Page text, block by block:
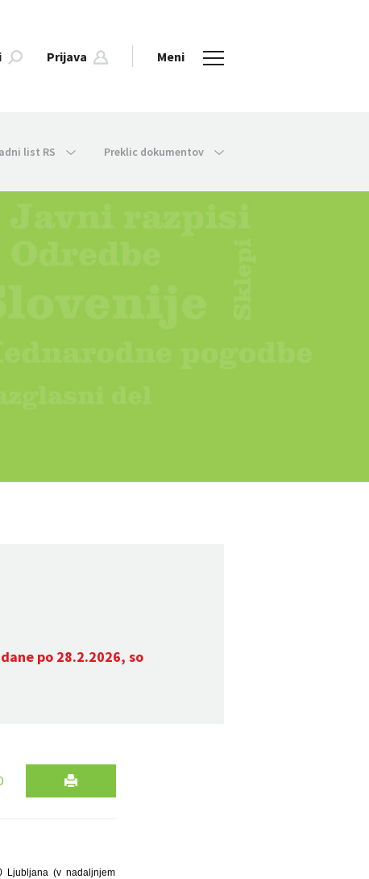
Prijava Meni
list RS Preklic dokumentov
po 28.2.2026, so
Ljubljana (v nadaljnjem